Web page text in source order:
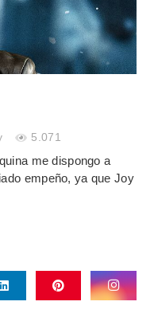
5.071
me dispongo a
empeño, ya que Joy